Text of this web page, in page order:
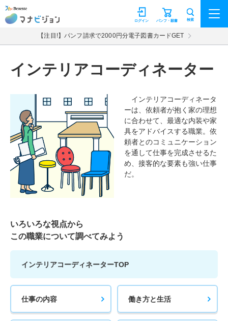
マナビジョン パンフ・願書
ログイン 検索
【注目!】パンフ請求で2000円分電子図書カードGET
インテリアコーディネーター
インテリアコーディネータ
ーは、依頼者が抱く家の理想
に合わせて、最適な内装や家
具をアドバイスする職業。依
頼者とのコミュニケーション
を通して仕事を完成させるた
め、接客的な要素も強い仕事
だ。
いろいろな視点から
この職業について調べてみよう
インテリアコーディネーターTOP
仕事の内容 働き方と生活